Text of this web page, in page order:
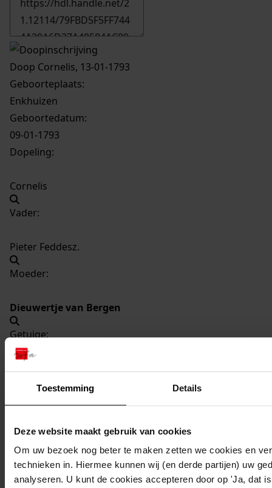
Toestemming Details
Deze website maakt gebruik van cookies
Om uw bezoek nog beter te maken zetten we cookies en
technieken in. Hiermee kunnen wij (en derde partijen) uw
analyseren. U kunt de cookies accepteren door op 'Ja, dat
Doop Cornelis, 13-01-1793
Geboorteplaats:
Enkhuizen
Geboortedatum:
09-01-1793
Dopeling:
Cornelis
Vader:
Pieter Feddesz.
Moeder:
Dieuwertje van Bergen
Getuige:
Maritje Sipkes
Kerkelijke gezindte:
Toegangsnummer:
1702-09 Doop-, trouw- en begraafboeken Enkhuizen,
1581-1910
Inventarisnummer :